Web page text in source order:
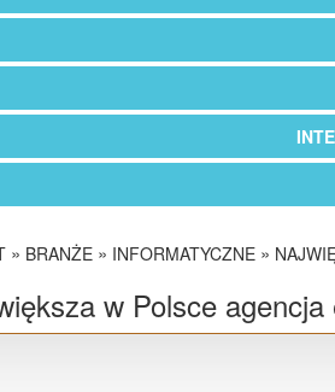
» BRANŻE » INFORMATYCZNE »
w Polsce